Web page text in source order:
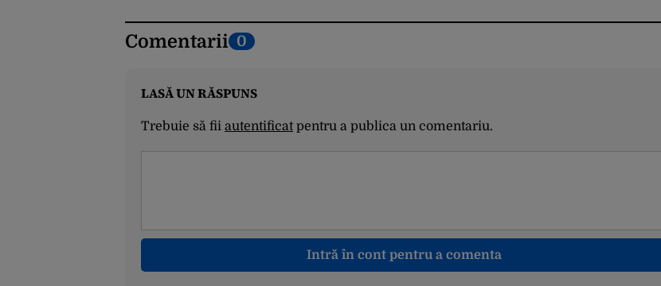
Comentarii 0
LASĂ UN RĂSPUNS
Trebuie să fii autentificatpentru a publica un comentariu.
Intră în cont pentru a comenta